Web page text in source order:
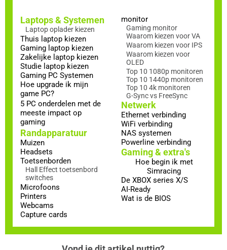
Laptops & Systemen
Laptop oplader kiezen
Thuis laptop kiezen
Gaming laptop kiezen
Zakelijke laptop kiezen
Studie laptop kiezen
Gaming PC Systemen
Hoe upgrade ik mijn
game PC?
5 PC onderdelen met de
meeste impact op
gaming
Randapparatuur
Muizen
Headsets
Toetsenborden
Hall Effect toetsenbord
switches
Microfoons
Printers
Webcams
Capture cards
monitor
Gaming monitor
Waarom kiezen voor VA
Waarom kiezen voor IPS
Waarom kiezen voor
OLED
Top 10 1080p monitoren
Top 10 1440p monitoren
Top 10 4k monitoren
G-Sync vs FreeSync
Netwerk
Ethernet verbinding
WiFi verbinding
NAS systemen
Powerline verbinding
Gaming & extra's
Hoe begin ik met
Simracing
De XBOX series X/S
AI-Ready
Wat is de BIOS